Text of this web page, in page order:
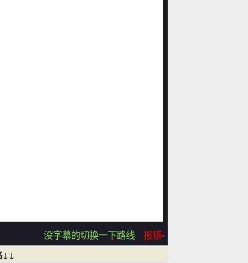
报错-
没字幕的切换一下路线
↓↓